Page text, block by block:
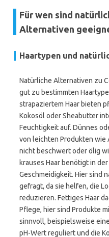
Für wen sind
Alternativen
Haartypen und
Natürliche Alternativen zu
gut zu bestimmten
strapaziertem Haar bieten
Kokosöl oder Sheabutter
Feuchtigkeit auf. Dünnes
von leichten Produkten wie
nicht beschwert oder ölig
krauses Haar benötigt in
Geschmeidigkeit. Hier sind
gefragt, da sie helfen, die
reduzieren. Fettiges Haar
Pflege, hier sind Produkte
sinnvoll, beispielsweise
pH-Wert reguliert und die